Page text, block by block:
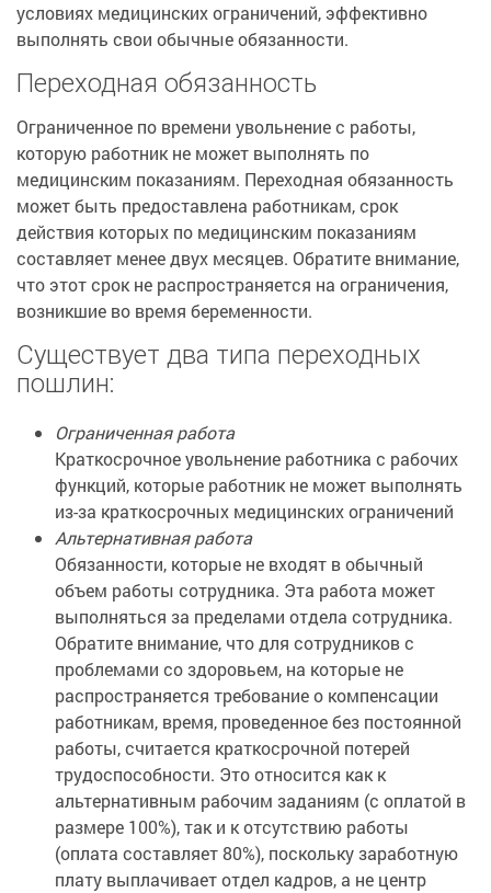
условиях медицинских ограничений, эффективно
выполнять свои обычные обязанности.
Переходная обязанность
Ограниченное по времени увольнение с работы,
которую работник не может выполнять по
медицинским показаниям. Переходная обязанность
может быть предоставлена работникам, срок
действия которых по медицинским показаниям
составляет менее двух месяцев. Обратите внимание,
что этот срок не распространяется на ограничения,
возникшие во время беременности.
Существует два типа переходных
пошлин:
Ограниченная работа
Краткосрочное увольнение работника с рабочих
функций, которые работник не может выполнять
из-за краткосрочных медицинских ограничений
Альтернативная работа
Обязанности, которые не входят в обычный
объем работы сотрудника. Эта работа может
выполняться за пределами отдела сотрудника.
Обратите внимание, что для сотрудников с
проблемами со здоровьем, на которые не
распространяется требование о компенсации
работникам, время, проведенное без постоянной
работы, считается краткосрочной потерей
трудоспособности. Это относится как к
альтернативным рабочим заданиям (с оплатой в
размере 100%), так и к отсутствию работы
(оплата составляет 80%), поскольку заработную
плату выплачивает отдел кадров, а не центр